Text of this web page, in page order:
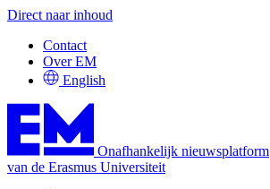
Direct naar inhoud
Contact
Over EM
English
Onafhankelijk nieuwsplatform
van de Erasmus Universiteit